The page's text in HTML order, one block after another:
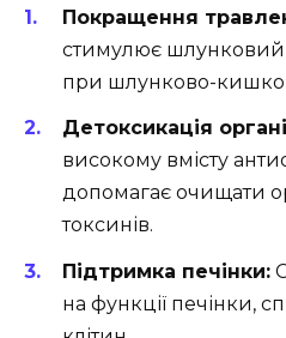
Покращення
стимулює шлунковий
при шлунково-
Детоксикація
високому вмісту
допомагає очищати
токсинів.
Підтримка печінки:
на функції печінки,